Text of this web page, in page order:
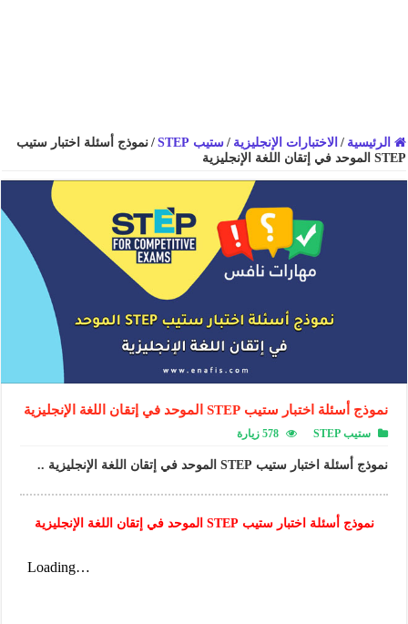
الرئيسية / الاختبارات الإنجليزية / ستيب STEP / نموذج أسئلة اختبار ستيب
STEP الموحد في إتقان اللغة الإنجليزية
نموذج أسئلة اختبار ستيب STEP الموحد في إتقان اللغة الإنجليزية
ستيب STEP 578 زيارة
نموذج أسئلة اختبار ستيب STEP الموحد في إتقان اللغة الإنجليزية ..
نموذج أسئلة اختبار ستيب STEP الموحد في إتقان اللغة الإنجليزية